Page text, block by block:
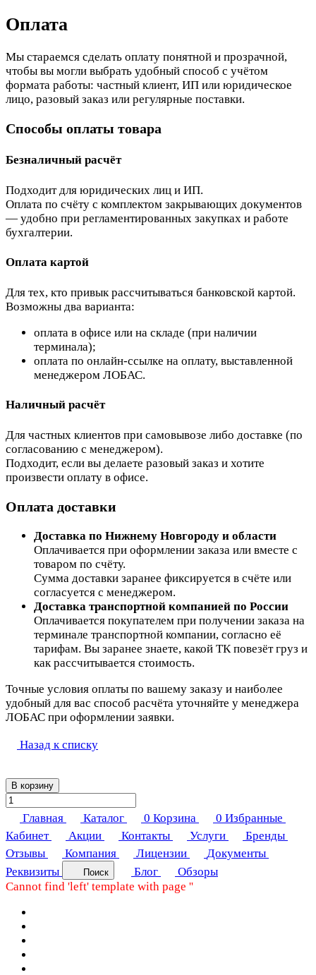
Оплата
Мы стараемся сделать оплату понятной и прозрачной,
чтобы вы могли выбрать удобный способ с учётом
формата работы: частный клиент, ИП или юридическое
лицо, разовый заказ или регулярные поставки.
Способы оплаты товара
Безналичный расчёт
Подходит для юридических лиц и ИП.
Оплата по счёту с комплектом закрывающих документов
— удобно при регламентированных закупках и работе
бухгалтерии.
Оплата картой
Для тех, кто привык рассчитываться банковской картой.
Возможны два варианта:
оплата в офисе или на складе (при наличии
терминала);
оплата по онлайн-ссылке на оплату, выставленной
менеджером ЛОБАС.
Наличный расчёт
Для частных клиентов при самовывозе либо доставке (по
согласованию с менеджером).
Подходит, если вы делаете разовый заказ и хотите
произвести оплату в офисе.
Оплата доставки
Доставка по Нижнему Новгороду и области
Оплачивается при оформлении заказа или вместе с
товаром по счёту.
Сумма доставки заранее фиксируется в счёте или
согласуется с менеджером.
Доставка транспортной компанией по России
Оплачивается покупателем при получении заказа на
терминале транспортной компании, согласно её
тарифам. Вы заранее знаете, какой ТК повезёт груз и
как рассчитывается стоимость.
Точные условия оплаты по вашему заказу и наиболее
удобный для вас способ расчёта уточняйте у менеджера
ЛОБАС при оформлении заявки.
Назад к списку
В корзину
Главная Каталог 0 Корзина 0 Избранные
Кабинет
Акции Контакты Услуги
Бренды
Отзывы
Компания Лицензии
Документы
Реквизиты
Поиск Блог
Обзоры
Cannot find 'left' template with page ''